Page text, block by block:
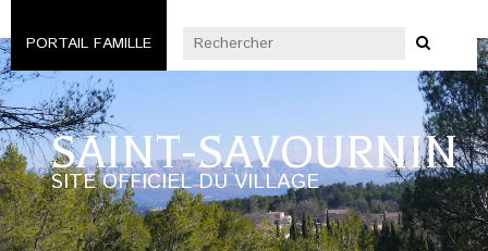
PORTAIL FAMILLE
SAINT-SAVOURNIN
SITE OFFICIEL DU VILLAGE